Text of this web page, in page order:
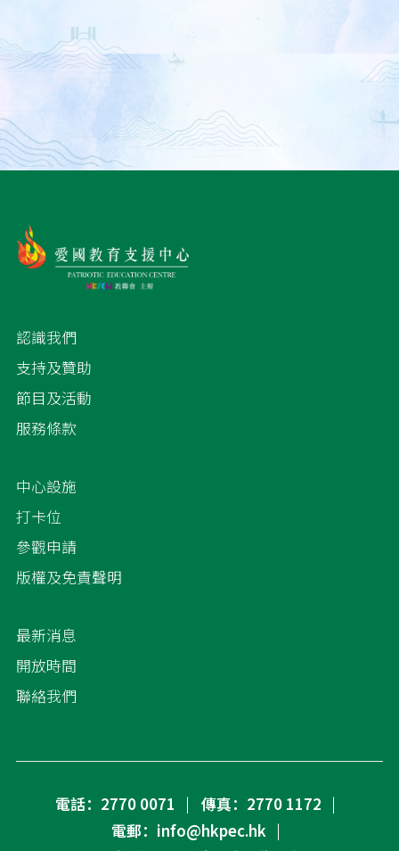
認識我們
支持及贊助
節目及活動
服務條款
中心設施
打卡位
參觀申請
版權及免責聲明
最新消息
開放時間
聯絡我們
電話：2770 0071
傳真：2770 1172
電郵：info@hkpec.hk